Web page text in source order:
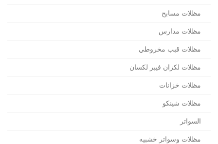
مظلات مسابح
مظلات مدارس
مظلات قبب مخروطي
مظلات لكزان فيبر لكسان
مظلات خزانات
مظلات شينكو
السواتر
مظلات وسواتر خشبيه